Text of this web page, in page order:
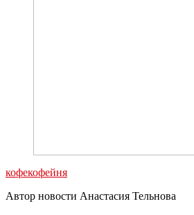
кофекофейня
Автор новости Анастасия Тельнова